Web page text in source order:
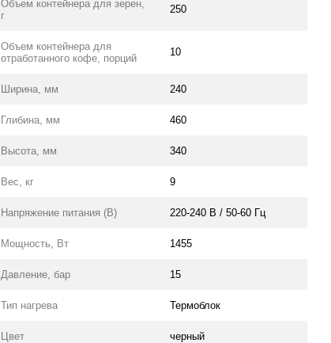
Объем контейнера для зерен,
г
250
Объем контейнера для
отработанного кофе, порций
10
Ширина, мм 240
Глибина, мм 460
Высота, мм 340
Вес, кг 9
Напряжение питания (В) 220-240 В / 50-60 Гц
Мощность, Вт 1455
Давление, бар 15
Тип нагрева Термоблок
Цвет черный